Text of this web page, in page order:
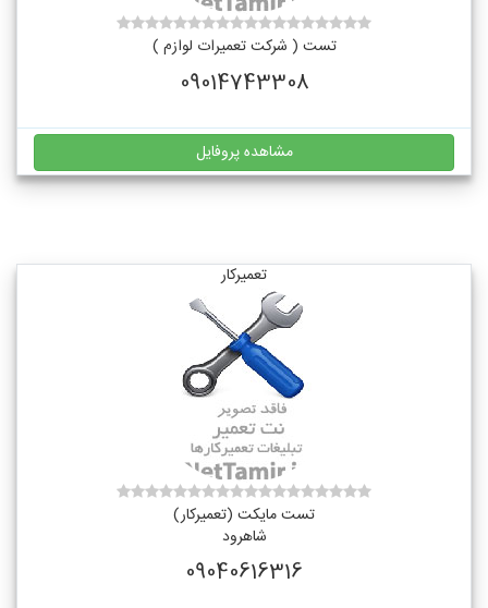
تست ( شرکت تعمیرات لوازم )
09014743308
مشاهده پروفایل
تعمیرکار
تست مایکت (تعمیرکار)
شاهرود
09040616316